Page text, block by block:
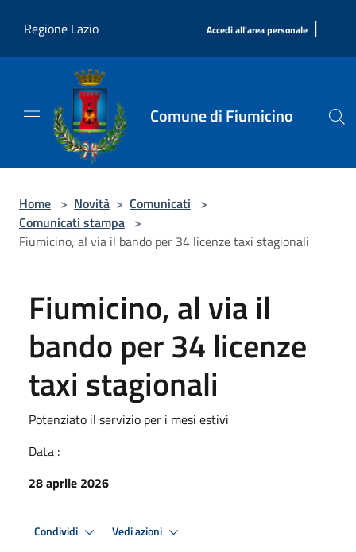
Regione Lazio
Accedi all'area personale |
Comune di Fiumicino
Home > Novità > Comunicati >
Comunicati stampa >
Fiumicino, al via il bando per 34 licenze taxi stagionali
Fiumicino, al via il
bando per 34 licenze
taxi stagionali
Potenziato il servizio per i mesi estivi
Data :
28 aprile 2026
Condividi Vedi azioni